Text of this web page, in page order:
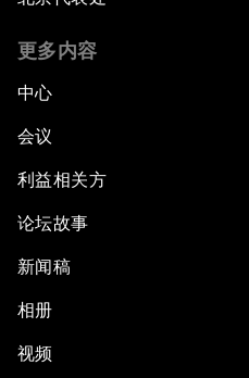
更多内容
中心
会议
利益相关方
论坛故事
新闻稿
相册
视频